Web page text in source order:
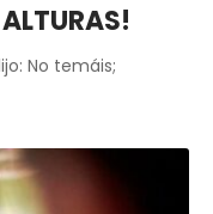
No temáis;